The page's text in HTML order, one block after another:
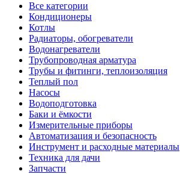
Все категории
Кондиционеры
Котлы
Радиаторы, обогреватели
Водонагреватели
Трубопроводная арматура
Трубы и фитинги, теплоизоляция
Теплый пол
Насосы
Водоподготовка
Баки и ёмкости
Измерительные приборы
Автоматизация и безопасность
Инструмент и расходные материалы
Техника для дачи
Запчасти